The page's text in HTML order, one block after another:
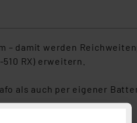
damit werden
RX) erweitern.
als auch per eigener